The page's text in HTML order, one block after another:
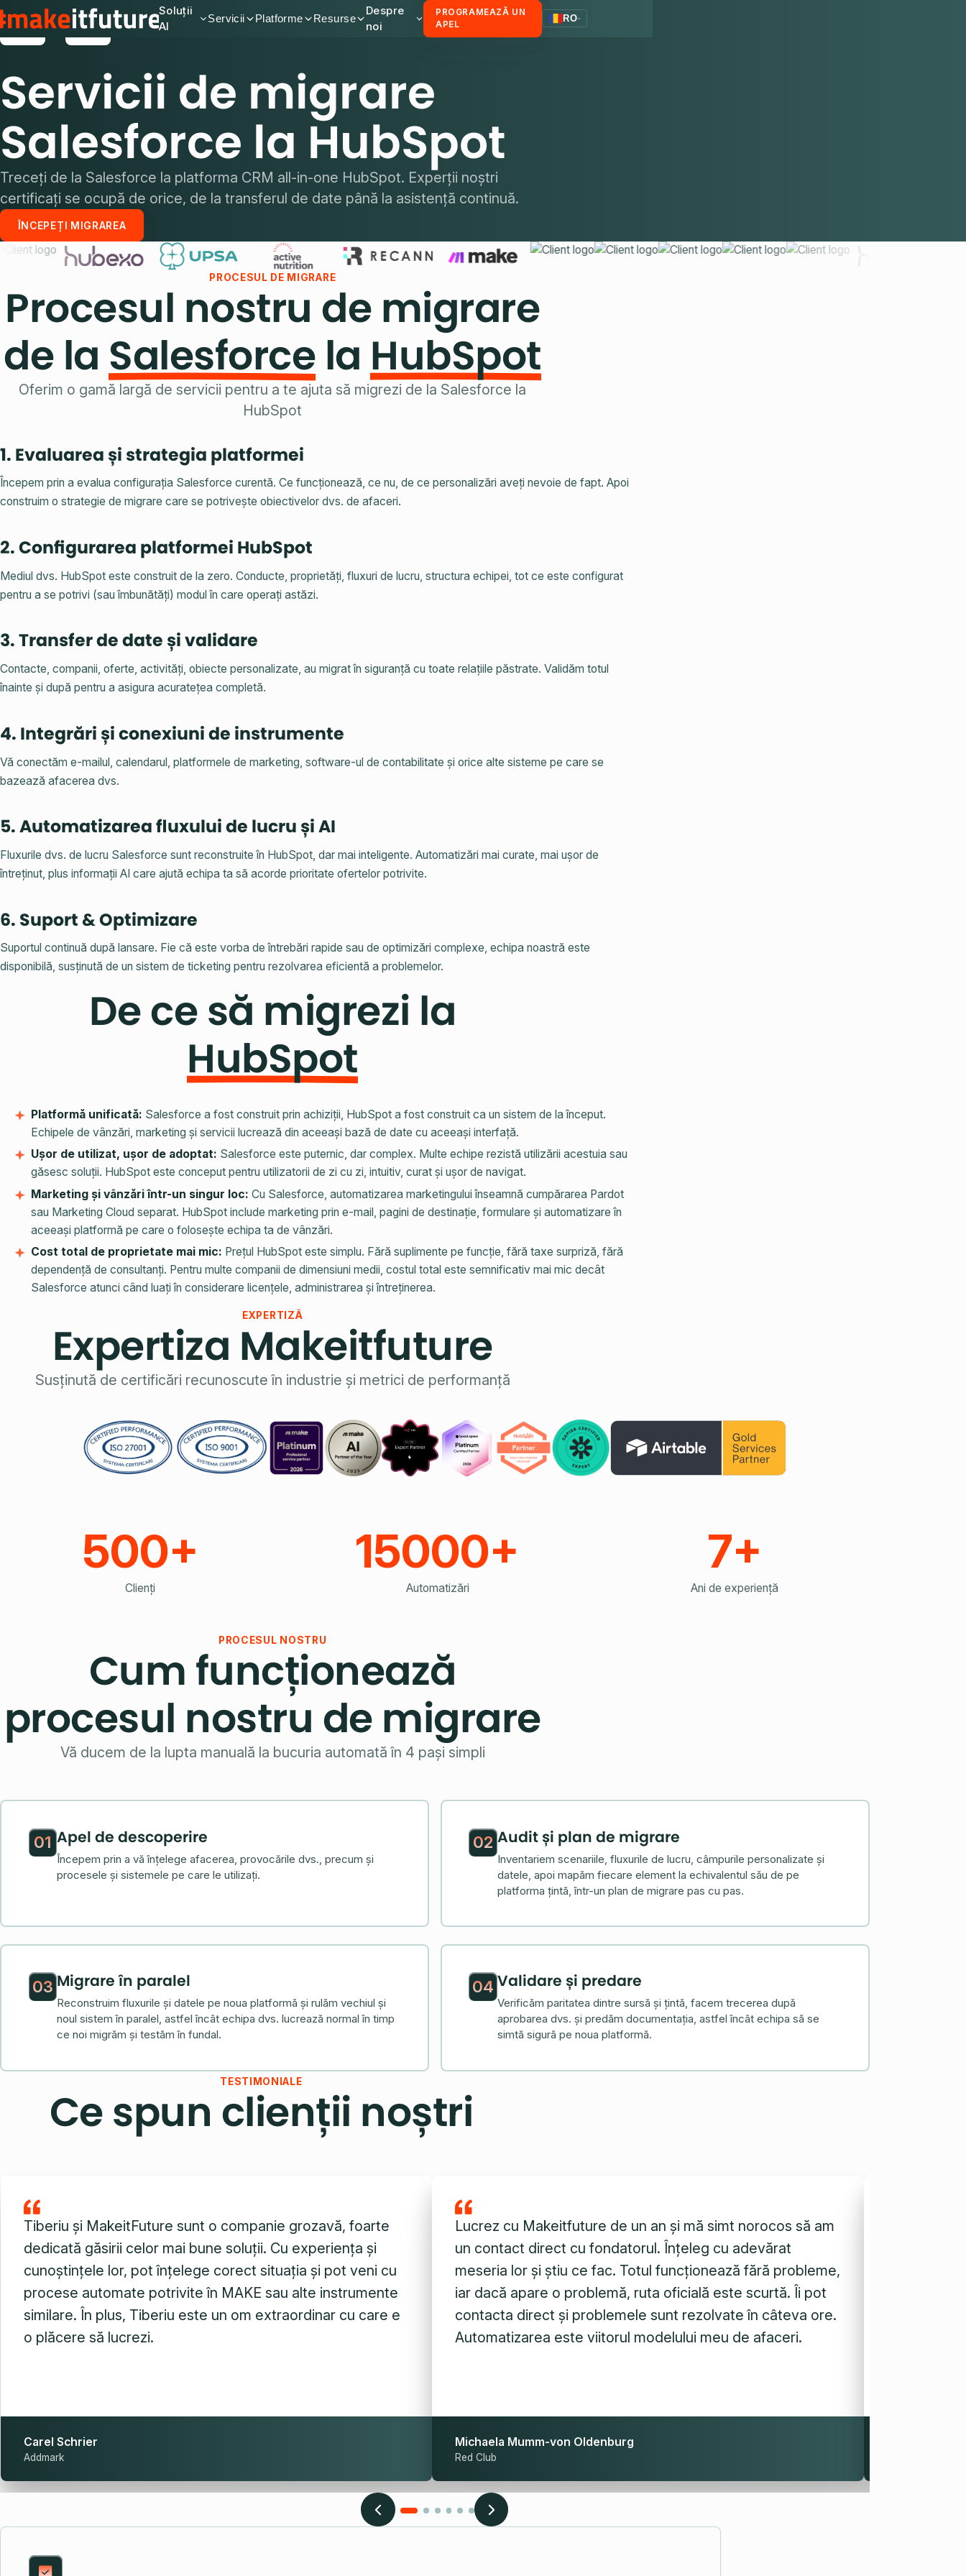
Soluții
AI
Servicii Platforme Resurse
Despre
noi
PROGRAMEAZĂ UN
APEL
RO
Servicii de migrare
Salesforce la HubSpot
Treceți de la Salesforce la platforma CRM all-in-one HubSpot. Experții noștri
certificați se ocupă de orice, de la transferul de date până la asistență continuă.
ÎNCEPEȚI MIGRAREA
PROCESUL DE MIGRARE
Procesul nostru de migrare
de la Salesforce la HubSpot
Oferim o gamă largă de servicii pentru a te ajuta să migrezi de la Salesforce la
HubSpot
1. Evaluarea și strategia platformei
Începem prin a evalua configurația Salesforce curentă. Ce funcționează, ce nu, de ce personalizări aveți nevoie de fapt. Apoi
construim o strategie de migrare care se potrivește obiectivelor dvs. de afaceri.
2. Configurarea platformei HubSpot
Mediul dvs. HubSpot este construit de la zero. Conducte, proprietăți, fluxuri de lucru, structura echipei, tot ce este configurat
pentru a se potrivi (sau îmbunătăți) modul în care operați astăzi.
3. Transfer de date și validare
Contacte, companii, oferte, activități, obiecte personalizate, au migrat în siguranță cu toate relațiile păstrate. Validăm totul
înainte și după pentru a asigura acuratețea completă.
4. Integrări și conexiuni de instrumente
Vă conectăm e-mailul, calendarul, platformele de marketing, software-ul de contabilitate și orice alte sisteme pe care se
bazează afacerea dvs.
5. Automatizarea fluxului de lucru și AI
Fluxurile dvs. de lucru Salesforce sunt reconstruite în HubSpot, dar mai inteligente. Automatizări mai curate, mai ușor de
întreținut, plus informații AI care ajută echipa ta să acorde prioritate ofertelor potrivite.
6. Suport & Optimizare
Suportul continuă după lansare. Fie că este vorba de întrebări rapide sau de optimizări complexe, echipa noastră este
disponibilă, susținută de un sistem de ticketing pentru rezolvarea eficientă a problemelor.
De ce să migrezi la
HubSpot
Platformă unificată: Salesforce a fost construit prin achiziții, HubSpot a fost construit ca un sistem de la început.
Echipele de vânzări, marketing și servicii lucrează din aceeași bază de date cu aceeași interfață.
Ușor de utilizat, ușor de adoptat: Salesforce este puternic, dar complex. Multe echipe rezistă utilizării acestuia sau
găsesc soluții. HubSpot este conceput pentru utilizatorii de zi cu zi, intuitiv, curat și ușor de navigat.
Marketing și vânzări într-un singur loc:Cu Salesforce, automatizarea marketingului înseamnă cumpărarea Pardot
sau Marketing Cloud separat. HubSpot include marketing prin e-mail, pagini de destinație, formulare și automatizare în
aceeași platformă pe care o folosește echipa ta de vânzări.
Cost total de proprietate mai mic: Prețul HubSpot este simplu. Fără suplimente pe funcție, fără taxe surpriză, fără
dependență de consultanți. Pentru multe companii de dimensiuni medii, costul total este semnificativ mai mic decât
Salesforce atunci când luați în considerare licențele, administrarea și întreținerea.
EXPERTIZĂ
Expertiza Makeitfuture
Susținută de certificări recunoscute în industrie și metrici de performanță
500+
Clienți
15000+
Automatizări
7+
Ani de experiență
PROCESUL NOSTRU
Cum funcționează
procesul nostru de migrare
Vă ducem de la lupta manuală la bucuria automată în 4 pași simpli
01 Apel de descoperire
Începem prin a vă înțelege afacerea, provocările dvs., precum și
procesele și sistemele pe care le utilizați.
02 Audit și plan de migrare
Inventariem scenariile, fluxurile de lucru, câmpurile personalizate și
datele, apoi mapăm fiecare element la echivalentul său de pe
platforma țintă, într-un plan de migrare pas cu pas.
03 Migrare în paralel
Reconstruim fluxurile și datele pe noua platformă și rulăm vechiul și
noul sistem în paralel, astfel încât echipa dvs. lucrează normal în timp
ce noi migrăm și testăm în fundal.
04 Validare și predare
Verificăm paritatea dintre sursă și țintă, facem trecerea după
aprobarea dvs. și predăm documentația, astfel încât echipa să se
simtă sigură pe noua platformă.
TESTIMONIALE
Ce spun clienții noștri
Tiberiu și MakeitFuture sunt o companie grozavă, foarte
dedicată găsirii celor mai bune soluții. Cu experiența și
cunoștințele lor, pot înțelege corect situația și pot veni cu
procese automate potrivite în MAKE sau alte instrumente
similare. În plus, Tiberiu este un om extraordinar cu care e
o plăcere să lucrezi.
Carel Schrier
Addmark
Lucrez cu Makeitfuture de un an și mă simt norocos să am
un contact direct cu fondatorul. Înțeleg cu adevărat
meseria lor și știu ce fac. Totul funcționează fără probleme,
iar dacă apare o problemă, ruta oficială este scurtă. Îi pot
contacta direct și problemele sunt rezolvate în câteva ore.
Automatizarea este viitorul modelului meu de afaceri.
Michaela Mumm-von Oldenburg
Red Club